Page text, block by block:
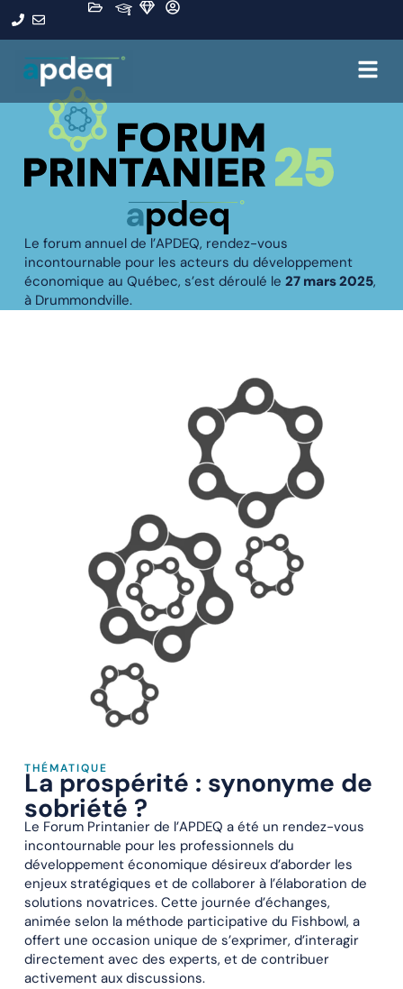
Le forum annuel de l’APDEQ, rendez-vous
incontournable pour les acteurs du développement
économique au Québec, s’est déroulé le 27 mars 2025,
à Drummondville.
THÉMATIQUE
La prospérité : synonyme de
sobriété ?
Le Forum Printanier de l’APDEQ a été un rendez-vous
incontournable pour les professionnels du
développement économique désireux d’aborder les
enjeux stratégiques et de collaborer à l’élaboration de
solutions novatrices. Cette journée d’échanges,
animée selon la méthode participative du Fishbowl, a
offert une occasion unique de s’exprimer, d’interagir
directement avec des experts, et de contribuer
activement aux discussions.